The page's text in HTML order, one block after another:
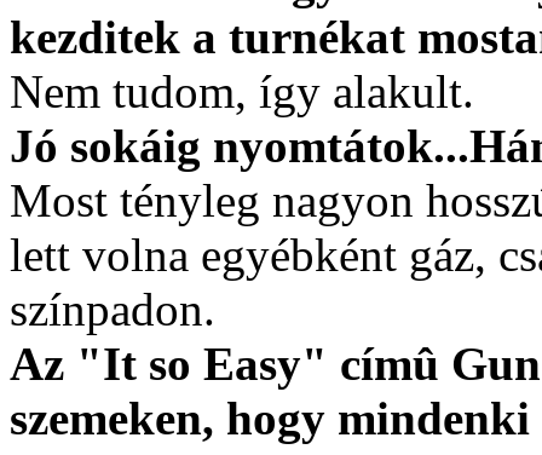
kezditek a turnékat
Nem tudom, így alakult.
Jó sokáig
Most tényleg nagyon
lett volna egyébként gáz,
színpadon.
Az "It so Easy" címû
szemeken, hogy